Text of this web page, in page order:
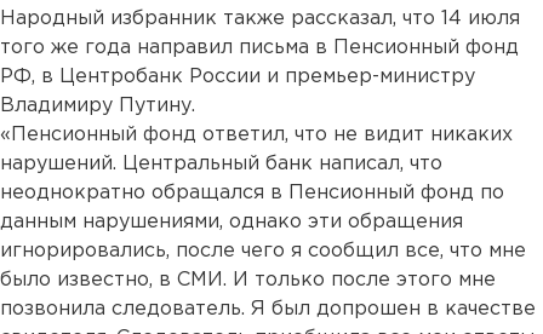
Народный избранник также рассказал, что 14 июля
того же года направил письма в Пенсионный фонд
РФ, в Центробанк России и премьер-министру
Владимиру Путину.
«Пенсионный фонд ответил, что не видит никаких
нарушений. Центральный банк написал, что
неоднократно обращался в Пенсионный фонд по
данным нарушениями, однако эти обращения
игнорировались, после чего я сообщил все, что мне
было известно, в СМИ. И только после этого мне
позвонила следователь. Я был допрошен в качестве